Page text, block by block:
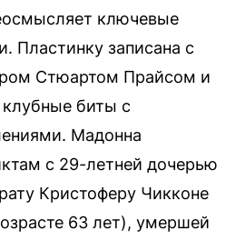
ключевые
Пластинку записана с
Стюартом Прайсом и
клубные биты с
Мадонна
с 29-летней дочерью
Кристоферу Чикконе
63 лет), умершей